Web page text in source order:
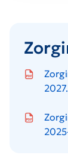
Icon file type-pdf
Icon file type-pdf